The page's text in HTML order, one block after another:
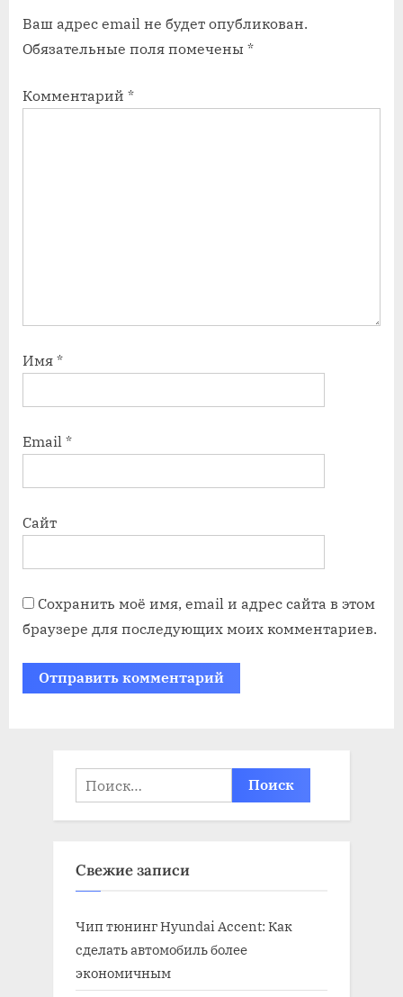
:
Ваш адрес email не будет опубликован.
Обязательные поля помечены *
Комментарий *
Имя *
Email *
Сайт
Сохранить моё имя, email и адрес сайта в этом
браузере для последующих моих комментариев.
Найти:
Свежие записи
Чип тюнинг Hyundai Accent: Как
сделать автомобиль более
экономичным